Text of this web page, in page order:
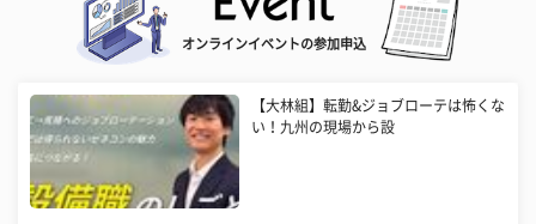
オンラインイベントの参加申込
【大林組】転勤&ジョブローテは怖くな
い！九州の現場から設